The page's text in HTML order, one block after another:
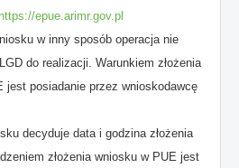
https://epue.arimr.gov.pl
w inny sposób operacja nie
do realizacji. Warunkiem złożenia
jest posiadanie przez wnioskodawcę
decyduje data i godzina złożenia
złożenia wniosku w PUE jest